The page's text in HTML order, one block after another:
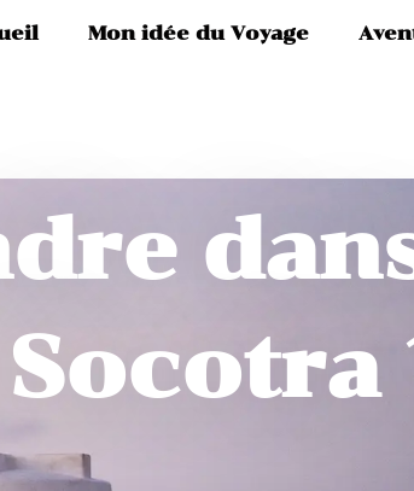
Mon idée du Voyage